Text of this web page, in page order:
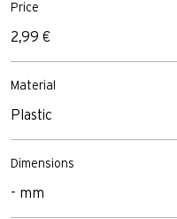
Price
2,99 €
Material
Plastic
Dimensions
- mm